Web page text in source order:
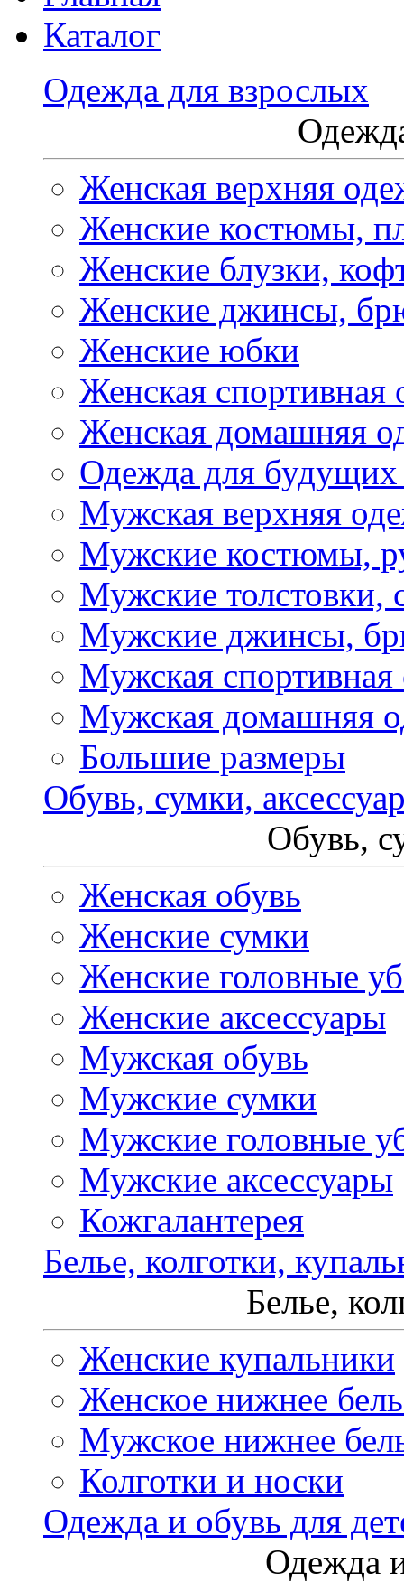
Каталог
Одежда для взрослых
Женская верхняя
Женские костюмы,
Женские блузки,
Женские джинсы,
Женские юбки
Женская спортивная
Женская домашняя
Одежда для
Мужская верхняя
Мужские костюмы,
Мужские толстовки,
Мужские джинсы,
Мужская спортивная
Мужская домашняя
Большие размеры
Обувь, сумки,
Обувь,
Женская обувь
Женские сумки
Женские головные
Женские аксессуары
Мужская обувь
Мужские сумки
Мужские головные
Мужские аксессуары
Кожгалантерея
Белье, колготки,
Белье,
Женские купальники
Женское нижнее
Мужское нижнее
Колготки и носки
Одежда и обувь для
Одежда